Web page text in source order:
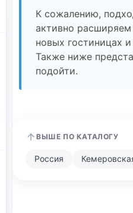
К сожалению,
активно расширяем
новых гостиницах
Также ниже
подойти.
ВЫШЕ ПО КАТАЛОГУ
Россия